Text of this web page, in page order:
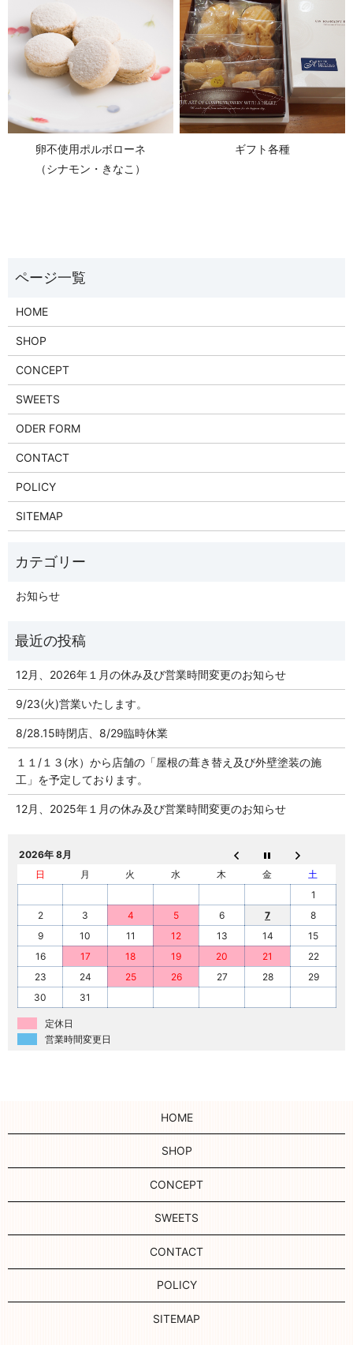
卵不使用ポルボローネ
（シナモン・きなこ）
ギフト各種
HOME
SHOP
CONCEPT
SWEETS
ODER FORM
CONTACT
POLICY
SITEMAP
お知らせ
12月、2026年１月の休み及び営業時間変更のお知らせ
9/23(火)営業いたします。
8/28.15時閉店、8/29臨時休業
１１/１３(水）から店舗の「屋根の葺き替え及び外壁塗装の施
工」を予定しております。
12月、2025年１月の休み及び営業時間変更のお知らせ
2026年 8月
日
月 火 水 木 金
土
1
2
3 4 5 6 7
8
9
10 11 12 13 14
15
16
17 18 19 20 21
22
23
24 25 26 27 28
29
30
31
定休日
営業時間変更日
HOME
SHOP
CONCEPT
SWEETS
CONTACT
POLICY
SITEMAP